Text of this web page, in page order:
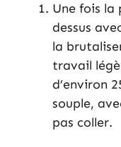
Une fois la
dessus
la
travail
d’environ
souple,
pas coller.